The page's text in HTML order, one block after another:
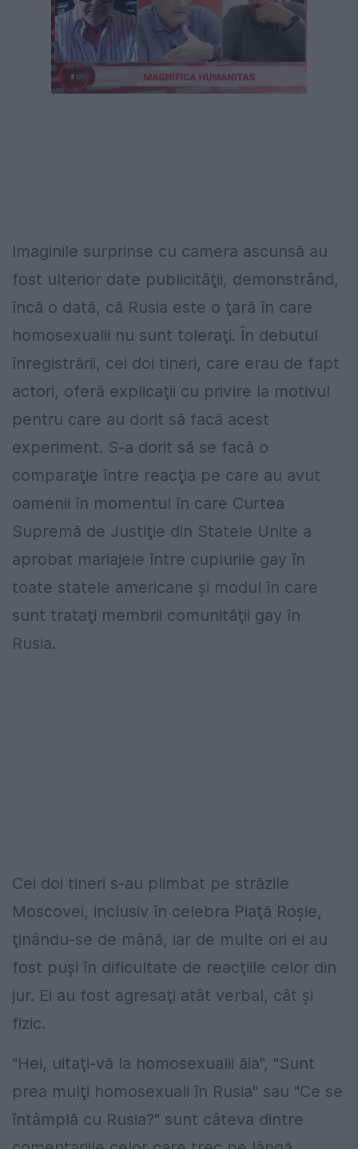
Imaginile surprinse cu camera ascunsă au
fost ulterior date publicităţii, demonstrând,
încă o dată, că Rusia este o ţară în care
homosexualii nu sunt toleraţi. În debutul
înregistrării, cei doi tineri, care erau de fapt
actori, oferă explicaţii cu privire la motivul
pentru care au dorit să facă acest
experiment. S-a dorit să se facă o
comparaţie între reacţia pe care au avut
oamenii în momentul în care Curtea
Supremă de Justiţie din Statele Unite a
aprobat mariajele între cuplurile gay în
toate statele americane şi modul în care
sunt trataţi membrii comunităţii gay în
Rusia.
Cei doi tineri s-au plimbat pe străzile
Moscovei, inclusiv în celebra Piaţă Roşie,
ţinându-se de mână, iar de multe ori ei au
fost puşi în dificultate de reacţiile celor din
jur. Ei au fost agresaţi atât verbal, cât şi
fizic.
"Hei, uitaţi-vă la homosexualii ăia", "Sunt
prea mulţi homosexuali în Rusia" sau "Ce se
întâmplă cu Rusia?" sunt câteva dintre